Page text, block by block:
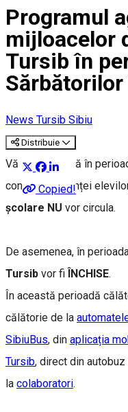
Programul
mijloacelor
Tursib în
Sărbătorilor
News Tursib Sibiu
Distribuie
Copied!
Vă informăm că în
contextul vacanței
școlare NU vor circula.
De asemenea, în
Tursib vor fi ÎNCHISE.
În această perioadă
călătorie de la
SibiuBus, din aplicația
Tursib, direct din autobuz
la colaboratori.